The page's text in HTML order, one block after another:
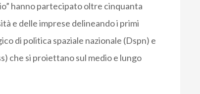
hanno partecipato oltre cinquanta
e delle imprese delineando i primi
di politica spaziale nazionale (Dspn) e
che si proiettano sul medio e lungo